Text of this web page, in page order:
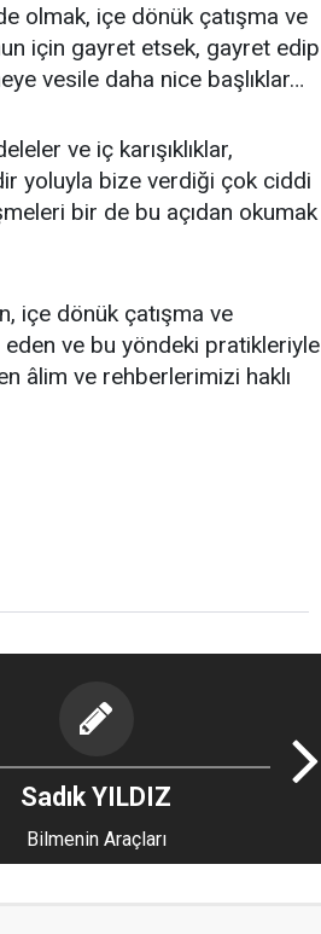
olmak, içe dönük çatışma ve
için gayret etsek, gayret edip
vesile daha nice başlıklar…
ve iç karışıklıklar,
yoluyla bize verdiği çok ciddi
bir de bu açıdan okumak
içe dönük çatışma ve
eden ve bu yöndeki pratikleriyle
âlim ve rehberlerimizi haklı
Sadık YILDIZ
Bilmenin Araçları